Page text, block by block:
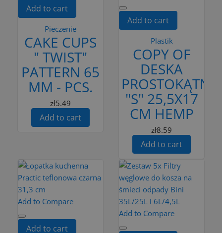
Add to cart
Pieczenie
CAKE CUPS
" TWIST"
PATTERN 65
MM - PCS.
zł5.49
Add to cart
Add to cart
Plastik
COPY OF
DESKA
PROSTOKĄTNA
"S" 25,5X17
CM HEMP
zł8.59
Add to cart
Add to Compare
Add to cart
Add to Compare